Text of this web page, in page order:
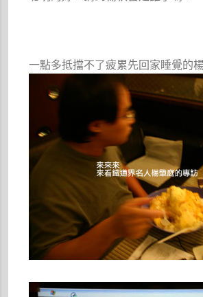
一點多抵擋不了疲累先回家睡覺的